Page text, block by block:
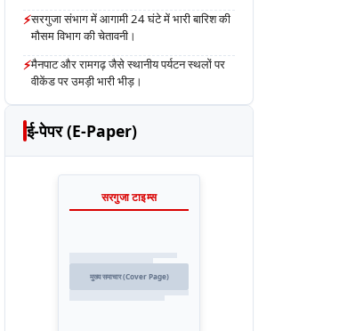
⚡सरगुजा संभाग में आगामी 24 घंटे में भारी बारिश की
मौसम विभाग की चेतावनी।
⚡मैनपाट और रामगढ़ जैसे स्थानीय पर्यटन स्थलों पर
वीकेंड पर उमड़ी भारी भीड़।
ई-पेपर (E-Paper)
सरगुजा टाइम्स
मुख्य समाचार (Cover Page)